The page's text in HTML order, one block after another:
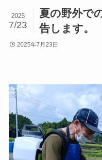
夏の野外で
告します。
2025
7/23
2025年7月23日